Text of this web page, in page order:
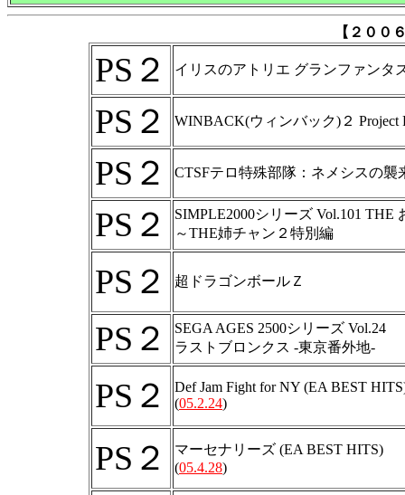
【２００
PS２ イリスのアトリエ グランファンタ
PS２ WINBACK(ウィンバック)２ Project
PS２ CTSFテロ特殊部隊：ネメシスの襲
PS２
SIMPLE2000シリーズ Vol.101 THE
～THE姉チャン２特別編
PS２ 超ドラゴンボールＺ
PS２
SEGA AGES 2500シリーズ Vol.24
ラストブロンクス -東京番外地-
PS２
Def Jam Fight for NY (EA BEST
(05.2.24)
PS２
マーセナリーズ (EA BEST HITS)
(05.4.28)